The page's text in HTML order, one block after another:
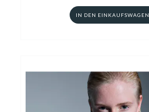
IN DEN EINKAUFSWAGEN